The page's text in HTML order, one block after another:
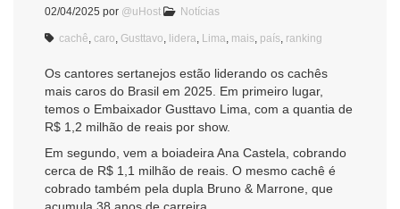
02/04/2025 por @uHost Notícias
cachê caro Gusttavo lidera Lima mais país ranking
Os cantores sertanejos estão liderando os cachês
mais caros do Brasil em 2025. Em primeiro lugar,
temos o Embaixador Gusttavo Lima, com a quantia de
R$ 1,2 milhão de reais por show.
Em segundo, vem a boiadeira Ana Castela, cobrando
cerca de R$ 1,1 milhão de reais. O mesmo cachê é
cobrado também pela dupla Bruno & Marrone, que